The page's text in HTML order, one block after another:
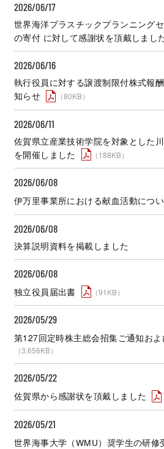
2026/06/17
世界海洋プラスチックプランニング
の寄付 に対して感謝状を頂戴しまし
2026/06/16
執行役員に対する譲渡制限付株式報
知らせ
（80KB）
2026/06/11
佐賀県立産業技術学院を対象とした
を開催しました
（188KB）
2026/06/08
伊万里事業所における献血活動につ
2026/06/08
決算説明資料を掲載しました
2026/06/08
独立役員届出書
（91KB）
2026/05/29
第127回定時株主総会招集ご通知お
（3,656KB）
2026/05/22
佐賀県から感謝状を頂戴しました
2026/05/21
世界海事大学（WMU）奨学生の研修